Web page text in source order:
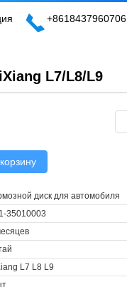
+8618437960706
L7/L8/L9
диск для автомобиля
35010003
L7 L8 L9